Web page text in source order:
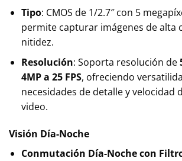
Tipo: CMOS de 1/2.7″ con 5
permite capturar imágenes de alta
nitidez.
Resolución: Soporta resolución de
4MP a 25 FPS, ofreciendo
necesidades de detalle y velocidad
video.
Visión Día-Noche
Conmutación Día-Noche con